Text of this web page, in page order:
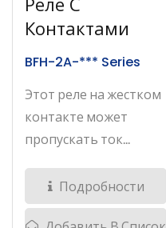
Реле С
Контактами
BFH-2A-*** Series
Этот реле на жестком
контакте может
пропускать ток...
Подробности